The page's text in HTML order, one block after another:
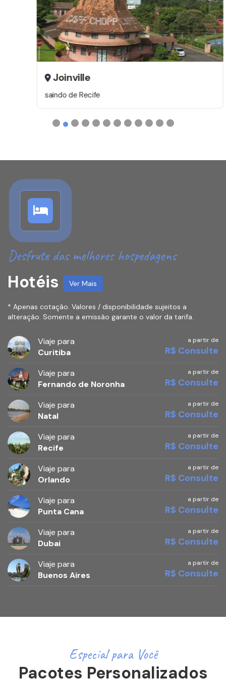
internacionais, individuais, para famílias, grupos de
pessoas e empresas em geral.
Joinville
saindo de Recife
Desfrute das melhores hospedagens
Hotéis Ver Mais
* Apenas cotação. Valores / disponibilidade sujeitos a
alteração. Somente a emissão garante o valor da tarifa.
Viaje para
Curitiba
a partir de
R$ Consulte
Viaje para
Fernando de Noronha
a partir de
R$ Consulte
Viaje para
Natal
a partir de
R$ Consulte
Viaje para
Recife
a partir de
R$ Consulte
Viaje para
Orlando
a partir de
R$ Consulte
Viaje para
Punta Cana
a partir de
R$ Consulte
Viaje para
Dubai
a partir de
R$ Consulte
Viaje para
Buenos Aires
a partir de
R$ Consulte
Especial para Você
Pacotes Personalizados